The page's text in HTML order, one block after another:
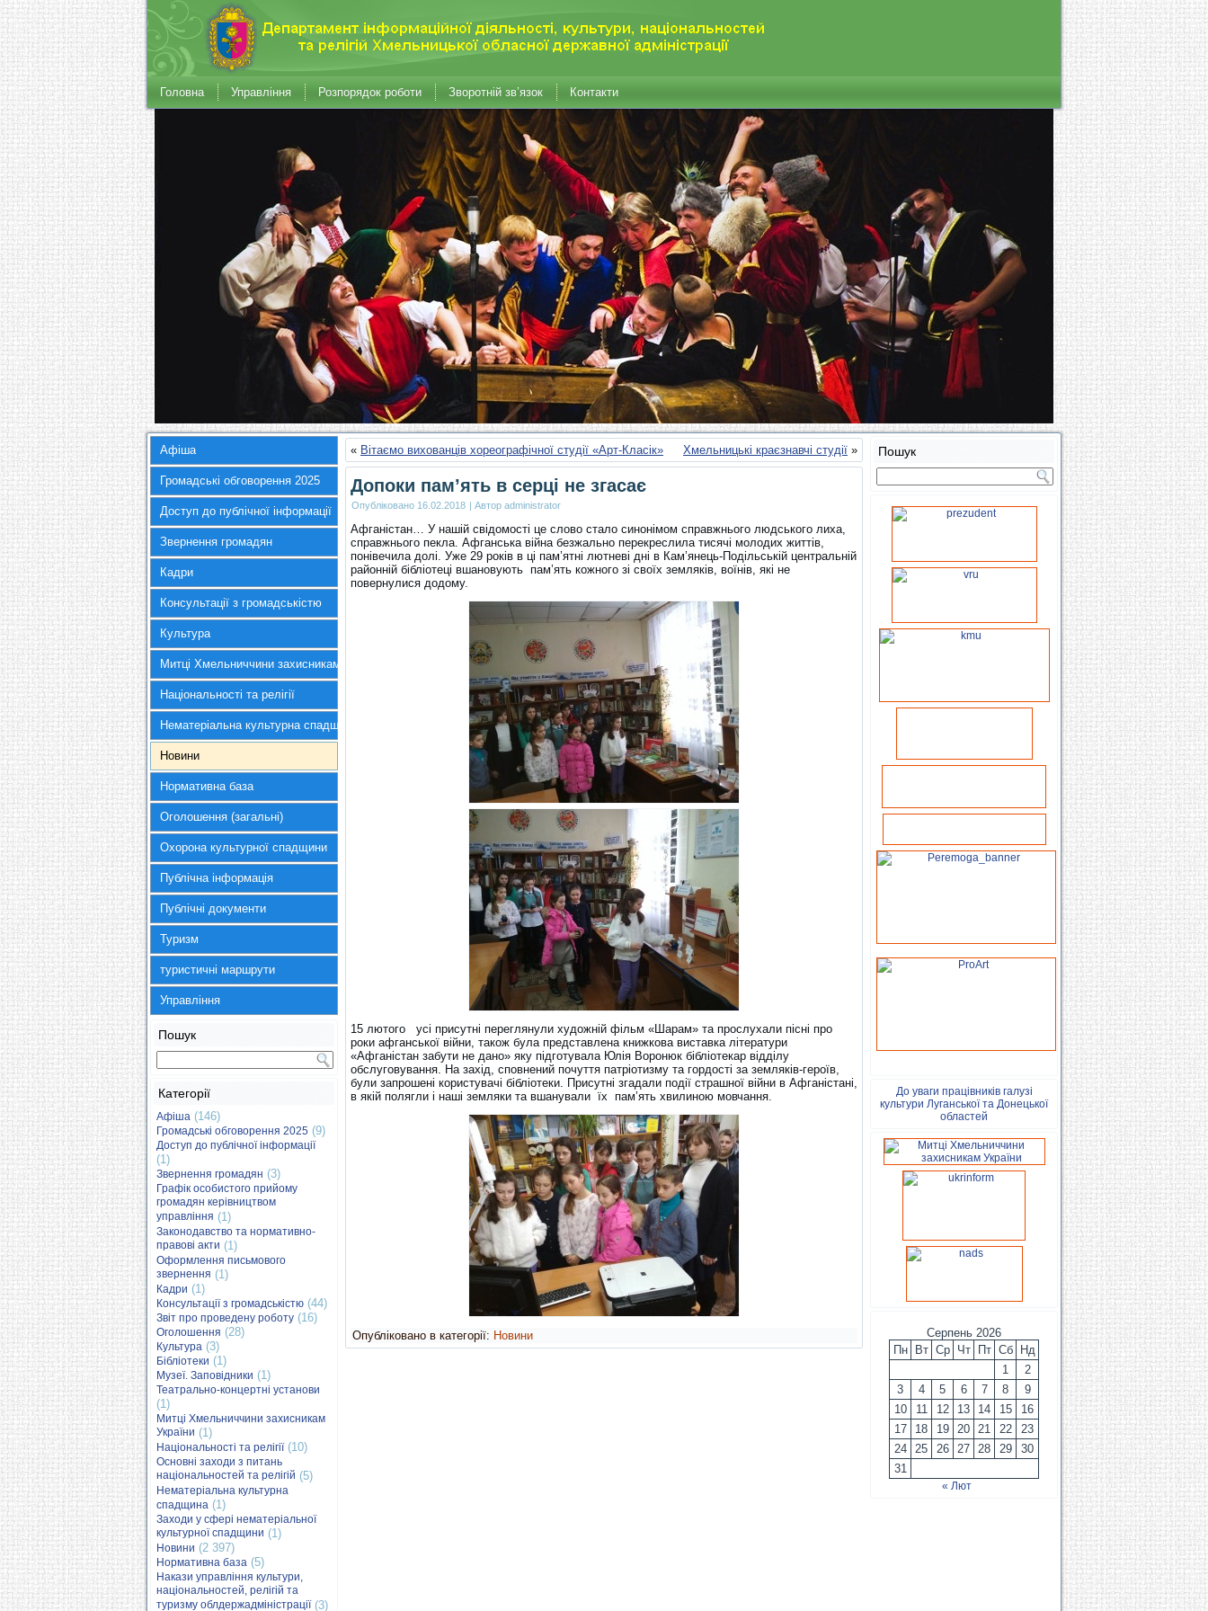
Головна Управління Розпорядок роботи Зворотній зв’язок Контакти
Афіша
Громадські обговорення 2025
Доступ до публічної інформації
Звернення громадян
Кадри
Консультації з громадськістю
Культура
Митці Хмельниччини захисникам України
Національності та релігії
Нематеріальна культурна спадщина
Новини
Нормативна база
Оголошення (загальні)
Охорона культурної спадщини
Публічна інформація
Публічні документи
Туризм
туристичні маршрути
Управління
Пошук
Категорії
Афіша (146)
Громадські обговорення 2025 (9)
Доступ до публічної інформації
(1)
Звернення громадян (3)
Графік особистого прийому
громадян керівництвом
управління (1)
Законодавство та нормативно-
правові акти (1)
Оформлення письмового
звернення (1)
Кадри (1)
Консультації з громадськістю (44)
Звіт про проведену роботу (16)
Оголошення (28)
Культура (3)
Бібліотеки (1)
Музеї. Заповідники (1)
Театрально-концертні установи
(1)
Митці Хмельниччини захисникам
України (1)
Національності та релігії(10)
Основні заходи з питань
національностей та релігій (5)
Нематеріальна культурна
спадщина (1)
Заходи у сфері нематеріальної
культурної спадщини (1)
Новини (2 397)
Нормативна база (5)
Накази управління культури,
національностей, релігій та
туризму облдержадміністрації(3)
« Вітаємо вихованців хореографічної студії «Арт-Класік» Хмельницькі краєзнавчі студії »
Допоки пам’ять в серці не згасає
Опубліковано 16.02.2018 | Автор administrator
Афганістан… У нашій свідомості це слово стало синонімом справжнього людського лиха,
справжнього пекла. Афганська війна безжально перекреслила тисячі молодих життів,
понівечила долі. Уже 29 років в ці пам’ятні лютневі дні в Кам’янець-Подільській центральній
районній бібліотеці вшановують пам’ять кожного зі своїх земляків, воїнів, які не
повернулися додому.
15 лютого усі присутні переглянули художній фільм «Шарам» та прослухали пісні про
роки афганської війни, також була представлена книжкова виставка літератури
«Афганістан забути не дано» яку підготувала Юлія Воронюк бібліотекар відділу
обслуговування. На захід, сповнений почуття патріотизму та гордості за земляків-героїв,
були запрошені користувачі бібліотеки. Присутні згадали події страшної війни в Афганістані,
в якій полягли і наші земляки та вшанували їх пам’ять хвилиною мовчання.
Опубліковано в категорії: Новини
Пошук
До уваги працівників галузі
культури Луганської та Донецької
областей
Серпень 2026
Пн
Вт Ср Чт Пт Сб
Нд
1
2
3
4 5 6 7 8
9
10
11 12 13 14 15
16
17
18 19 20 21 22
23
24
25 26 27 28 29
30
31
« Лют